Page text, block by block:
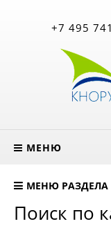
+7 495
МЕНЮ
МЕНЮ РАЗДЕЛА
Поиск по